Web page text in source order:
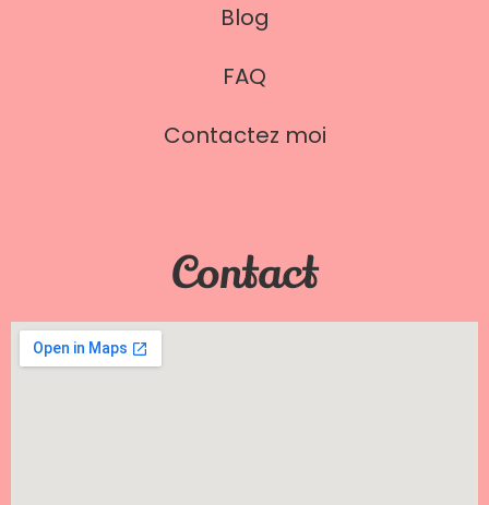
Blog
FAQ
Contactez moi
Contact